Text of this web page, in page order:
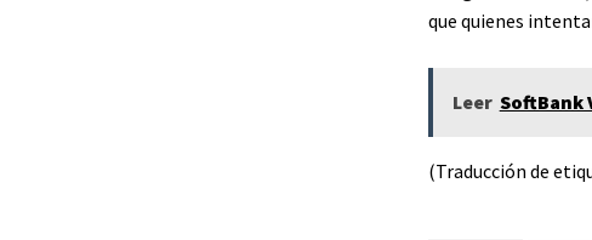
que quienes
Leer SoftBank
(Traducción de